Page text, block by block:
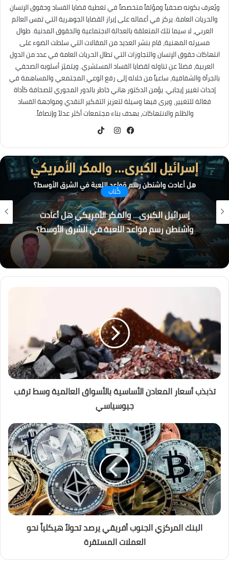
ويُعرف بكونه صحفياً ومؤلفاً متخصصاً في تغطية قضايا الفساد وحقوق الإنسان
والحريات العامة. يركز في أعماله على إبراز القضايا الجوهرية التي تمس العالم
العربي، لا سيما تلك المتعلقة بالعدالة الاجتماعية والحقوق المدنية. طوال
مسيرته المهنية، قام بنشر العديد من المقالات التي سلطت الضوء على
انتهاكات حقوق الإنسان والتجاوزات التي تطال الحريات العامة في عدد من الدول
العربية، فضلاً عن تناوله لقضايا الفساد المستشري. ويتميّز أسلوبه الصحفي
بالجرأة والشفافية، ساعياً من خلاله إلى رفع الوعي المجتمعي والمساهمة في
إحداث تغيير إيجابي. يؤمن الدكتور هاني خاطر بالدور المحوري للصحافة كأداة
فعّالة للتغيير، ويرى فيها وسيلة لتعزيز التفكير النقدي ومواجهة الفساد
والظلم والانتهاكات، بهدف بناء مجتمعات أكثر عدلاً وإنصافاً.
الأخبار
رسالة قوة من الاقتصاد المصري.. صافي الاحتياطي
الأجنبي يسجل قفزة تاريخية ويصل إلى 56.29 مليار
دولار بنهاية يوليو
تذبذب أسعار المعادن الأساسية بالأسواق العالمية وسط ترقب
جيوسياسي
البنك المركزي الجنوب أفريقي يرصد تحولاً هيكلياً نحو
العملات المستقرة